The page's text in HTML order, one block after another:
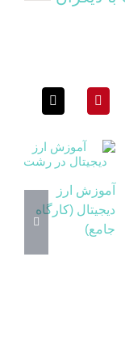
آموزش ارز
دیجیتال (کارگاه
جامع)